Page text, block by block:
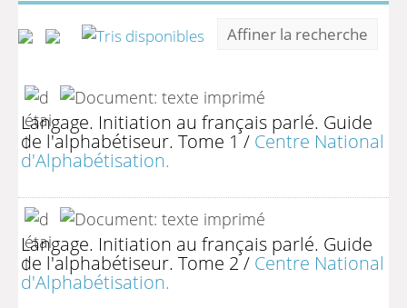
Affiner la recherche
Langage. Initiation au français parlé. Guide
de l'alphabétiseur. Tome 1/ Centre National
d'Alphabétisation.
Langage. Initiation au français parlé. Guide
de l'alphabétiseur. Tome 2/ Centre National
d'Alphabétisation.